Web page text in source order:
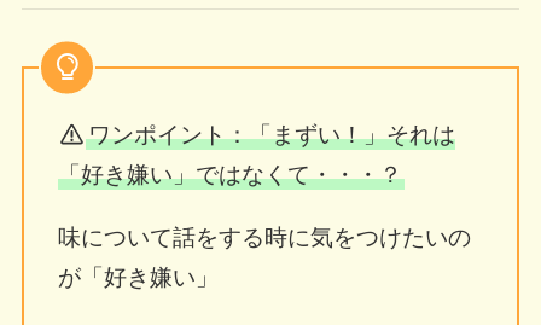
ワンポイント：「まずい！」それは
「好き嫌い」ではなくて・・・？
味について話をする時に気をつけたいの
が「好き嫌い」